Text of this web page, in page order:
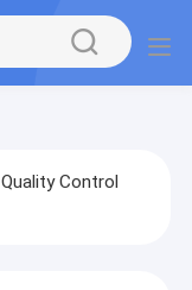
Quality Control